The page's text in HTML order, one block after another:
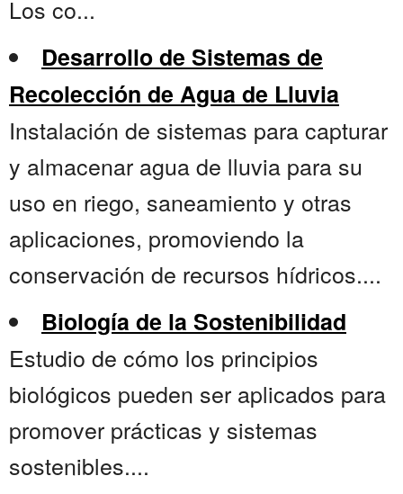
Los co...
Desarrollo de Sistemas de
Recolección de Agua de Lluvia
Instalación de sistemas para capturar
y almacenar agua de lluvia para su
uso en riego, saneamiento y otras
aplicaciones, promoviendo la
conservación de recursos hídricos....
Biología de la Sostenibilidad
Estudio de cómo los principios
biológicos pueden ser aplicados para
promover prácticas y sistemas
sostenibles....